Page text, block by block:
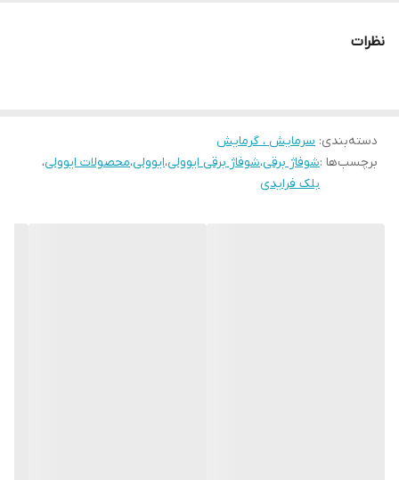
خاموش شدن دستگاه محبوب هستند و آنها را به
نظرات
دسته‌بندی: سرمایش ، گرمایش
برچسب‌ها :شوفاژ برقی،شوفاژ برقی ایوولی،ایوولی،محصولات ایوولی،
بلک فرایدی